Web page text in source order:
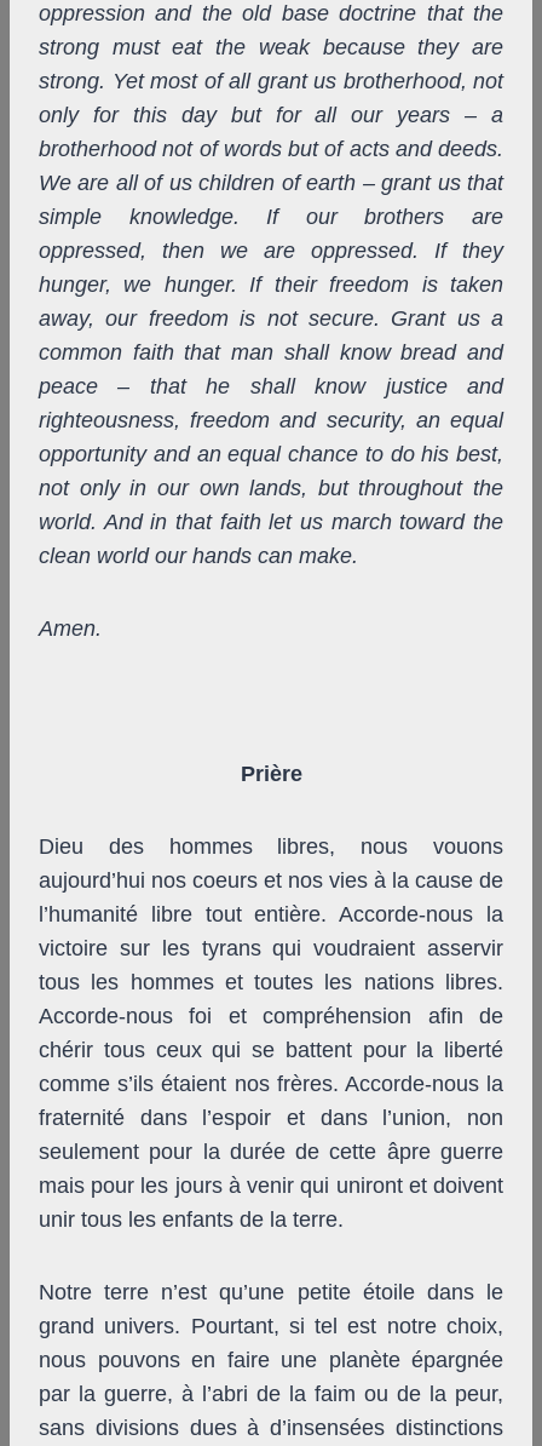
oppression and the old base doctrine that the
strong must eat the weak because they are
strong. Yet most of all grant us brotherhood, not
only for this day but for all our years – a
brotherhood not of words but of acts and deeds.
We are all of us children of earth – grant us that
simple knowledge. If our brothers are
oppressed, then we are oppressed. If they
hunger, we hunger. If their freedom is taken
away, our freedom is not secure. Grant us a
common faith that man shall know bread and
peace – that he shall know justice and
righteousness, freedom and security, an equal
opportunity and an equal chance to do his best,
not only in our own lands, but throughout the
world. And in that faith let us march toward the
clean world our hands can make.
Amen.
Prière
Dieu des hommes libres, nous vouons
aujourd’hui nos coeurs et nos vies à la cause de
l’humanité libre tout entière. Accorde-nous la
victoire sur les tyrans qui voudraient asservir
tous les hommes et toutes les nations libres.
Accorde-nous foi et compréhension afin de
chérir tous ceux qui se battent pour la liberté
comme s’ils étaient nos frères. Accorde-nous la
fraternité dans l’espoir et dans l’union, non
seulement pour la durée de cette âpre guerre
mais pour les jours à venir qui uniront et doivent
unir tous les enfants de la terre.
Notre terre n’est qu’une petite étoile dans le
grand univers. Pourtant, si tel est notre choix,
nous pouvons en faire une planète épargnée
par la guerre, à l’abri de la faim ou de la peur,
sans divisions dues à d’insensées distinctions